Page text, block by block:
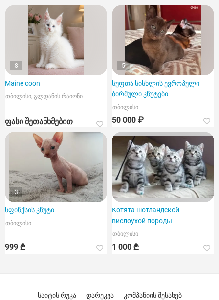
8
Maine coon
თბილისი, გლდანის რაიონი
ფასი შეთანხმებით
5
სუფთა სისხლის ევროპული
ბირმული კნუტები
თბილისი
50 000 ₽
3
სფინქსის კნუტი
თბილისი
999 ₾
Котята шотландской
вислоухой породы
თბილისი
1 000 ₾
საიტის რუკა დარეკვა კომპანიის შესახებ